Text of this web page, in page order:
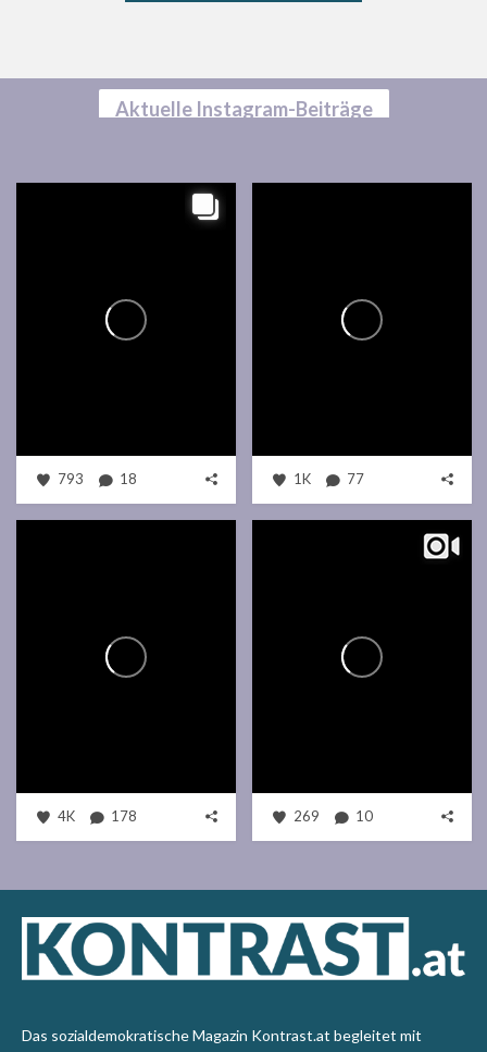
Aktuelle Instagram-Beiträge
793 18 1K 77
4K 178 269 10
Das sozialdemokratische Magazin Kontrast.at begleitet mit